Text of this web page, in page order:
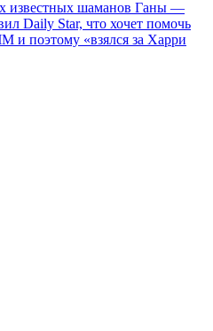
известных шаманов Ганы —
Daily Star, что хочет помочь
и поэтому «взялся за Харри